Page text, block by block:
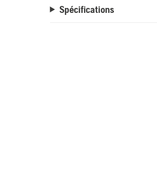
Spécifications